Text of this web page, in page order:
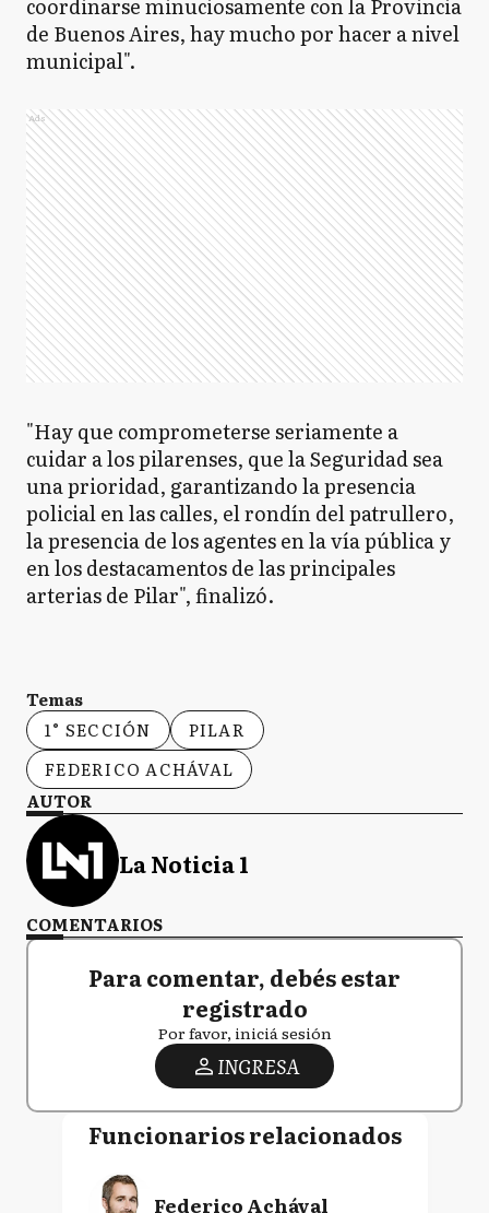
coordinarse minuciosamente con la Provincia
de Buenos Aires, hay mucho por hacer a nivel
municipal".
Ads
"Hay que comprometerse seriamente a
cuidar a los pilarenses, que la Seguridad sea
una prioridad, garantizando la presencia
policial en las calles, el rondín del patrullero,
la presencia de los agentes en la vía pública y
en los destacamentos de las principales
arterias de Pilar", finalizó.
Temas
1° SECCIÓN
PILAR
FEDERICO ACHÁVAL
AUTOR
La Noticia 1
COMENTARIOS
Para comentar, debés estar
registrado
Por favor, iniciá sesión
INGRESA
Funcionarios relacionados
Federico Achával